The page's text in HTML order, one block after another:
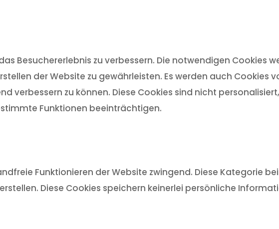
Besuchererlebnis zu verbessern. Die notwendigen Cookies
der Website zu gewährleisten. Es werden auch Cookies
verbessern zu können. Diese Cookies sind nicht
Funktionen beeinträchtigen.
Funktionieren der Website zwingend. Diese Kategorie
Diese Cookies speichern keinerlei persönliche